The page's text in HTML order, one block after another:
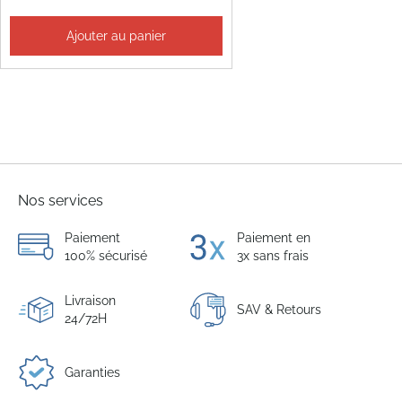
Ajouter au panier
Nos services
Paiement
100% sécurisé
Paiement en
3x sans frais
Livraison
24/72H
SAV & Retours
Garanties